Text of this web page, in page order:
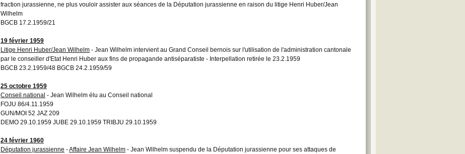
fraction jurassienne, ne plus vouloir assister aux séances de la Députation jurassienne en raison du litige Henri Huber/Jean
Wilhelm
BGCB 17.2.1959/21
19 février 1959
Litige Henri Huber/Jean Wilhelm - Jean Wilhelm intervient au Grand Conseil bernois sur l'utilisation de l'administration cantonale
par le conseiller d'Etat Henri Huber aux fins de propagande antiséparatiste - Interpellation retirée le 23.2.1959
BGCB 23.2.1959/48 BGCB 24.2.1959/59
25 octobre 1959
Conseil national - Jean Wilhelm élu au Conseil national
FOJU 86/4.11.1959
GUN/MOI 52 JAZ 209
DEMO 29.10.1959 JUBE 29.10.1959 TRIBJU 29.10.1959
24 février 1960
Députation jurassienne -Affaire Jean Wilhelm - Jean Wilhelm suspendu de la Députation jurassienne pour ses attaques de